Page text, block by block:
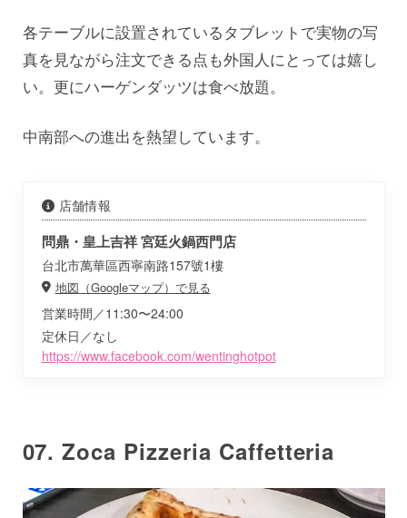
各テーブルに設置されているタブレットで実物の写
真を見ながら注文できる点も外国人にとっては嬉し
い。更にハーゲンダッツは食べ放題。
中南部への進出を熱望しています。
店舗情報
問鼎・皇上吉祥 宮廷火鍋西門店
台北市萬華區西寧南路157號1樓
地図（Googleマップ）で見る
営業時間／11:30〜24:00
定休日／なし
https://www.facebook.com/wentinghotpot
07. Zoca Pizzeria Caffetteria